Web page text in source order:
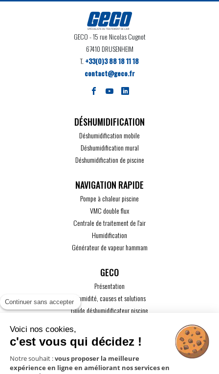
Continuer sans accepter
Voici nos cookies,
c'est vous qui décidez !
Notre souhait :vous proposer la meilleure
expérience en ligne en améliorant nos services en
GECO- 15 rue Nicolas Cugnot
67410 DRUSENHEIM
T. +33(0)3 88 18 11 18
contact@geco.fr
DÉSHUMIDIFICATION
Déshumidification mobile
Déshumidification mural
Déshumidification de piscine
Pompe à chaleur piscine
VMC double flux
Centrale de traitement de l'air
Humidification
Générateur de vapeur hammam
GECO
Présentation
L'humidité, causes et solutions
Guide déshumidificateur piscine
Guide VMC
ACTUALITÉS